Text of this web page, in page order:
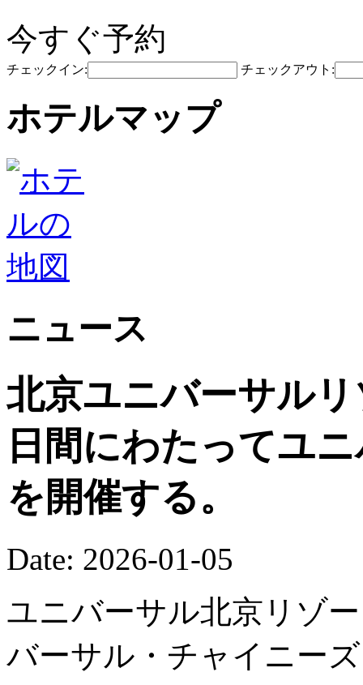
今すぐ予約
チェックイン: チェックアウト:
ホテルマップ
ニュース
北京ユニバーサル
日間にわたってユ
を開催する。
Date: 2026-01-05
ユニバーサル北京リゾ
バーサル・チャイニー